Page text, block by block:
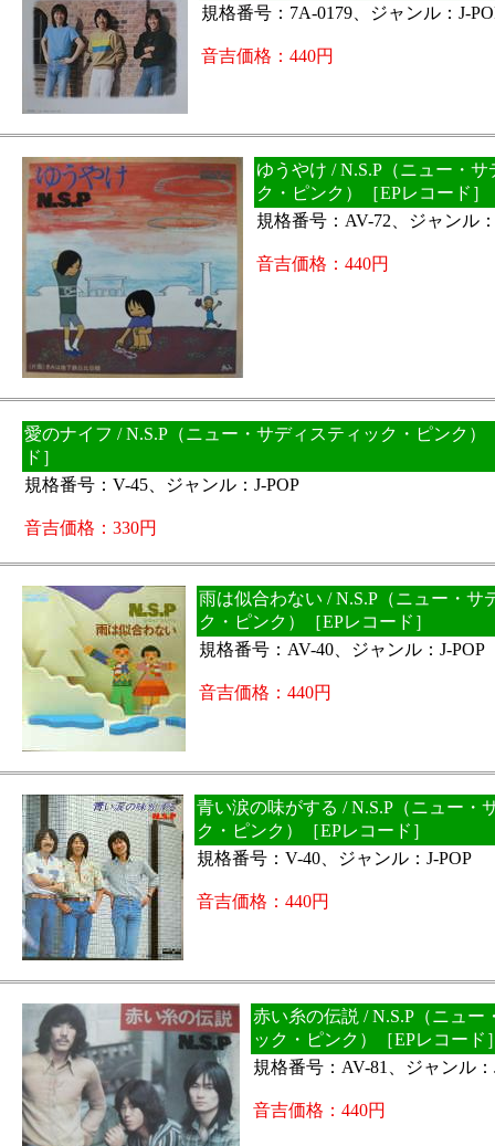
規格番号：7A-0179、ジャンル：J-
音吉価格：440円
ゆうやけ / N.S.P（ニュー・
ク・ピンク）［EPレコード］
規格番号：AV-72、ジャンル
音吉価格：440円
愛のナイフ / N.S.P（ニュー・サディスティック・ピンク）
ド］
規格番号：V-45、ジャンル：J-POP
音吉価格：330円
雨は似合わない / N.S.P（ニュー・サ
ク・ピンク）［EPレコード］
規格番号：AV-40、ジャンル：J-POP
音吉価格：440円
青い涙の味がする / N.S.P（ニュー・
ク・ピンク）［EPレコード］
規格番号：V-40、ジャンル：J-POP
音吉価格：440円
赤い糸の伝説 / N.S.P（ニュー
ック・ピンク）［EPレコード
規格番号：AV-81、ジャンル：
音吉価格：440円